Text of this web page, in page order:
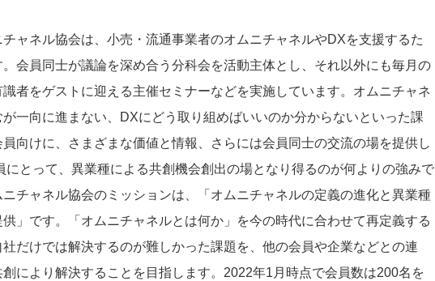
ャネル協会は、小売・流通事業者のオムニチャネルやDXを支援するた
会員同士が議論を深め合う分科会を活動主体とし、それ以外にも毎月の
者をゲストに迎える主催セミナーなどを実施しています。オムニチャネ
が一向に進まない、DXにどう取り組めばいいのか分からないといった課
向けに、さまざまな価値と情報、さらには会員同士の交流の場を提供し
とって、異業種による共創機会創出の場となり得るのが何よりの強みで
チャネル協会のミッションは、「オムニチャネルの定義の進化と異業種
」です。「オムニチャネルとは何か」を今の時代に合わせて再定義する
社だけでは解決するのが難しかった課題を、他の会員や企業などとの連
により解決することを目指します。2022年1月時点で会員数は200名を